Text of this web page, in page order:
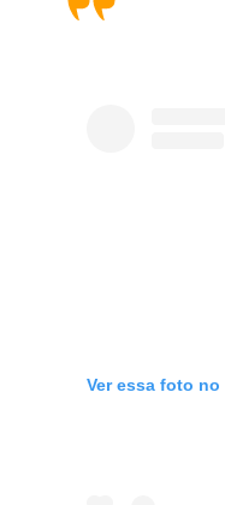
Ver essa foto no